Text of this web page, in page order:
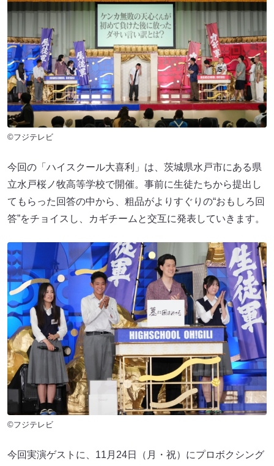
©フジテレビ
今回の「ハイスクール大喜利」は、茨城県水戸市にある県
立水戸桜ノ牧高等学校で開催。事前に生徒たちから提出し
てもらった回答の中から、粗品がよりすぐりの“おもしろ回
答”をチョイスし、カギチームと交互に発表していきます。
©フジテレビ
今回実演ゲストに、11月24日（月・祝）にプロボクシング